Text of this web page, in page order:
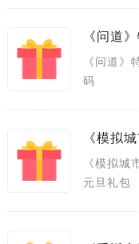
《问道》
码
《模拟城
元旦礼包